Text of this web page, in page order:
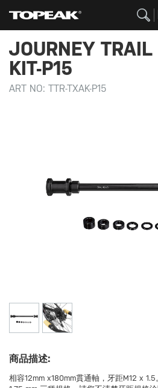
JOURNEY
KIT-P15
ART NO: TTR-TXAK-P15
商品描述:
相容12mm x180mm貫通軸，牙距M12 x